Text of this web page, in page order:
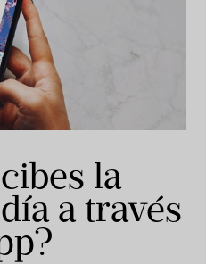
la
a través